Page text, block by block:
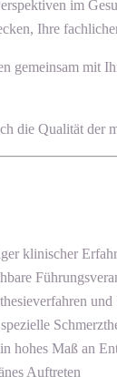
im
Ihre
gemeinsam mit
die Qualität
klinischer
hohes Maß an
Auftreten